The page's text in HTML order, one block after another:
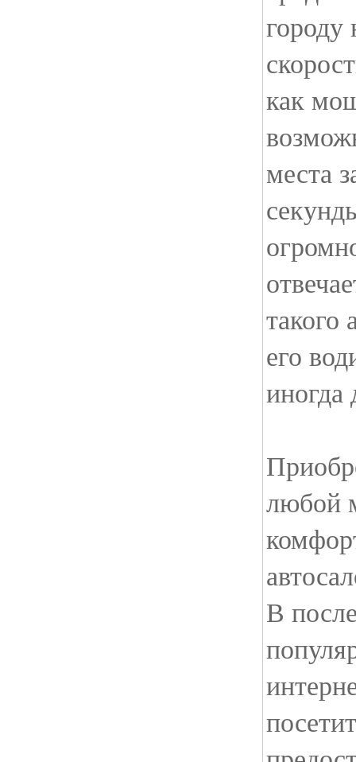
как
места
такого
его
иногда
любой
В